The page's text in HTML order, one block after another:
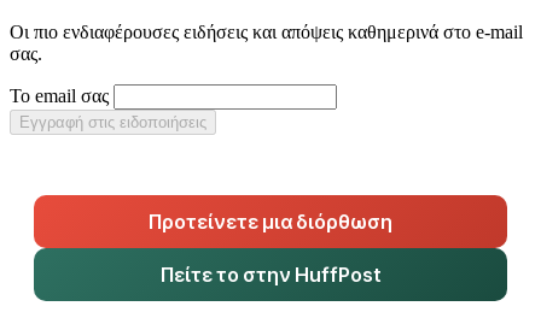
Οι πιο ενδιαφέρουσες ειδήσεις και απόψεις καθημερινά στο e-mail
σας.
Το email σας
Εγγραφή στις ειδοποιήσεις
Προτείνετε μια διόρθωση
Πείτε το στην HuffPost